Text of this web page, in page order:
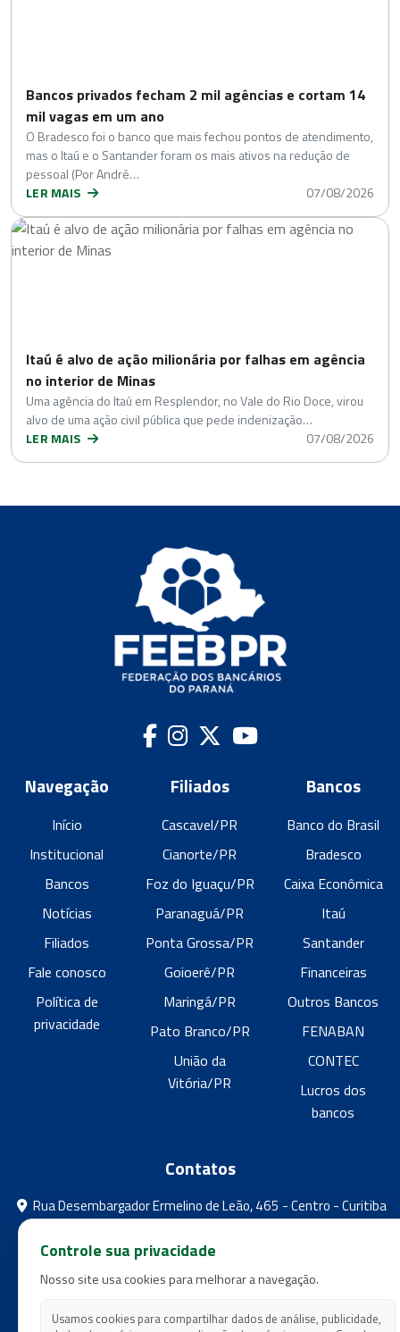
Bancos privados fecham 2 mil agências e cortam 14
mil vagas em um ano
O Bradesco foi o banco que mais fechou pontos de atendimento,
mas o Itaú e o Santander foram os mais ativos na redução de
pessoal (Por André…
LER MAIS
07/08/2026
Itaú é alvo de ação milionária por falhas em agência
no interior de Minas
Uma agência do Itaú em Resplendor, no Vale do Rio Doce, virou
alvo de uma ação civil pública que pede indenização…
LER MAIS
07/08/2026
Navegação
Início
Institucional
Bancos
Notícias
Filiados
Fale conosco
Política de
privacidade
Filiados
Cascavel/PR
Cianorte/PR
Foz do Iguaçu/PR
Paranaguá/PR
Ponta Grossa/PR
Goioerê/PR
Maringá/PR
Pato Branco/PR
União da
Vitória/PR
Bancos
Banco do Brasil
Bradesco
Caixa Econômica
Itaú
Santander
Financeiras
Outros Bancos
FENABAN
CONTEC
Lucros dos
bancos
Contatos
Rua Desembargador Ermelino de Leão, 465 - Centro - Curitiba
- Paraná
feebpr@gmail.com
(41) 3224-5573
(41) 3224-5525
Controle sua privacidade
Nosso site usa cookies para melhorar a navegação.
Usamos cookies para compartilhar dados de análise, publicidade,